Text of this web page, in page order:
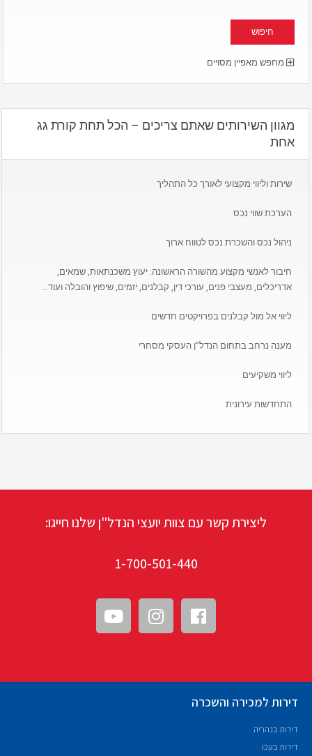
מחפש מאפיין מסויים
מגוון השירותים שאתם צריכים – הכל תחת קורת גג
אחת
שירות וליווי מקצועי לאורך כל התהליך
הערכת שווי נכס
ניהול נכס והשכרת נכס לטווח ארוך
חיבור לאנשי מקצוע מהשורה הראשונה: יעוץ משכנתאות, שמאים,
אדריכלים, מעצבי פנים, עורכי דין, קבלנים, יזמים, שיפוץ והובלה ועוד…
ליווי אל מול קבלנים בפרויקטים חדשים
מענה נרחב בתחום הנדל”ן העסקי מסחרי
ליווי משקיעים
התחדשות עירונית
ליצירת קשר עם צוות יועצי הנדל"ן שלנו חייגו:
1-700-501-440
דירות למכירה והשכרה
דירות בנהריה
דירות בעכו